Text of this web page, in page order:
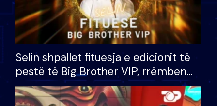
Selin shpallet fituesja e edicionit të
pestë të Big Brother VIP, rrëmben
çmimin e madh prej 100 mijë eurosh